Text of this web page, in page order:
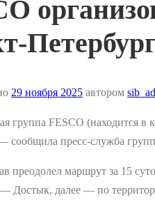
29 ноября 2025 автором
группа FESCO (находится в
сообщила пресс-служба
преодолел маршрут за 15
Достык, далее — по